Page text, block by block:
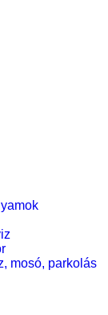
mosó, parkolás